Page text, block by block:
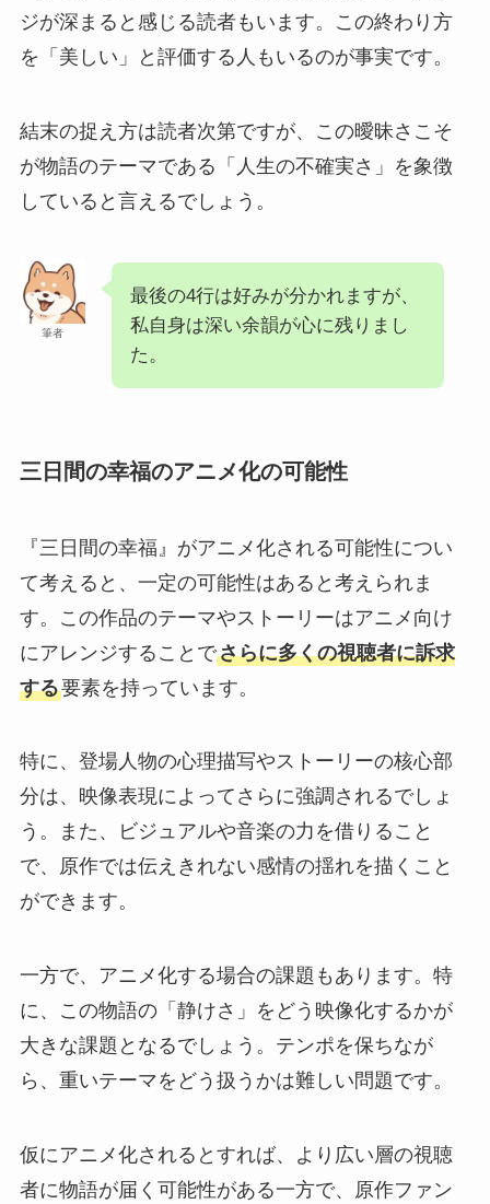
ジが深まると感じる読者もいます。この終わり方
を「美しい」と評価する人もいるのが事実です。
結末の捉え方は読者次第ですが、この曖昧さこそ
が物語のテーマである「人生の不確実さ」を象徴
していると言えるでしょう。
筆者
最後の4行は好みが分かれますが、
私自身は深い余韻が心に残りまし
た。
三日間の幸福のアニメ化の可能性
『三日間の幸福』がアニメ化される可能性につい
て考えると、一定の可能性はあると考えられま
す。この作品のテーマやストーリーはアニメ向け
にアレンジすることでさらに多くの視聴者に訴求
する要素を持っています。
特に、登場人物の心理描写やストーリーの核心部
分は、映像表現によってさらに強調されるでしょ
う。また、ビジュアルや音楽の力を借りること
で、原作では伝えきれない感情の揺れを描くこと
ができます。
一方で、アニメ化する場合の課題もあります。特
に、この物語の「静けさ」をどう映像化するかが
大きな課題となるでしょう。テンポを保ちなが
ら、重いテーマをどう扱うかは難しい問題です。
仮にアニメ化されるとすれば、より広い層の視聴
者に物語が届く可能性がある一方で、原作ファン